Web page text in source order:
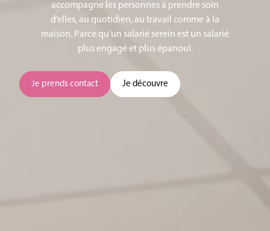
accompagne les personnes à prendre soin
d’elles, au quotidien, au travail comme à la
maison. Parce qu’un salarié serein est un salarié
plus engagé et plus épanoui.
Je prends contact Je découvre